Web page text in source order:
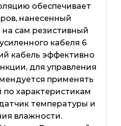
обеспечивает
нанесенный
сам резистивный
кабеля 6
кабель эффективно
для управления
применять
характеристикам
температуры и
влажности.